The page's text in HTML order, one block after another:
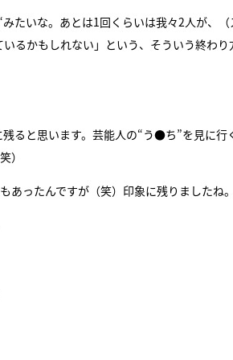
たいな。あとは1回くらいは我々2人が、（
るかもしれない」という、そういう終わり
ると思います。芸能人の“う●ち”を見に行
）
あったんですが（笑）印象に残りましたね。